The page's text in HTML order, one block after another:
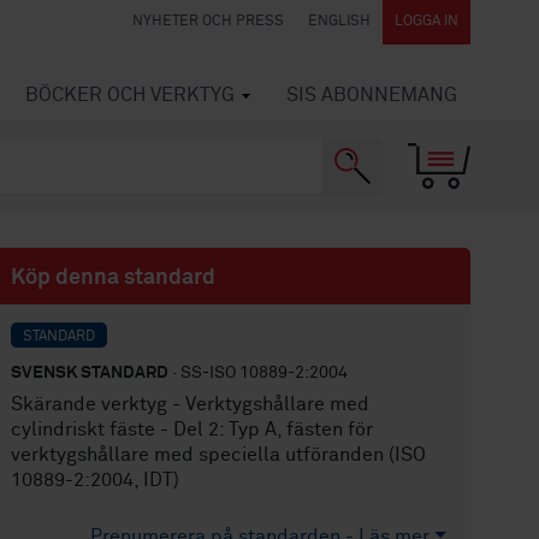
NYHETER OCH PRESS ENGLISH LOGGA IN
BÖCKER OCH VERKTYG SIS ABONNEMANG
Köp denna standard
STANDARD
SVENSK STANDARD · SS-ISO 10889-2:2004
Skärande verktyg - Verktygshållare med
cylindriskt fäste - Del 2: Typ A, fästen för
verktygshållare med speciella utföranden (ISO
10889-2:2004, IDT)